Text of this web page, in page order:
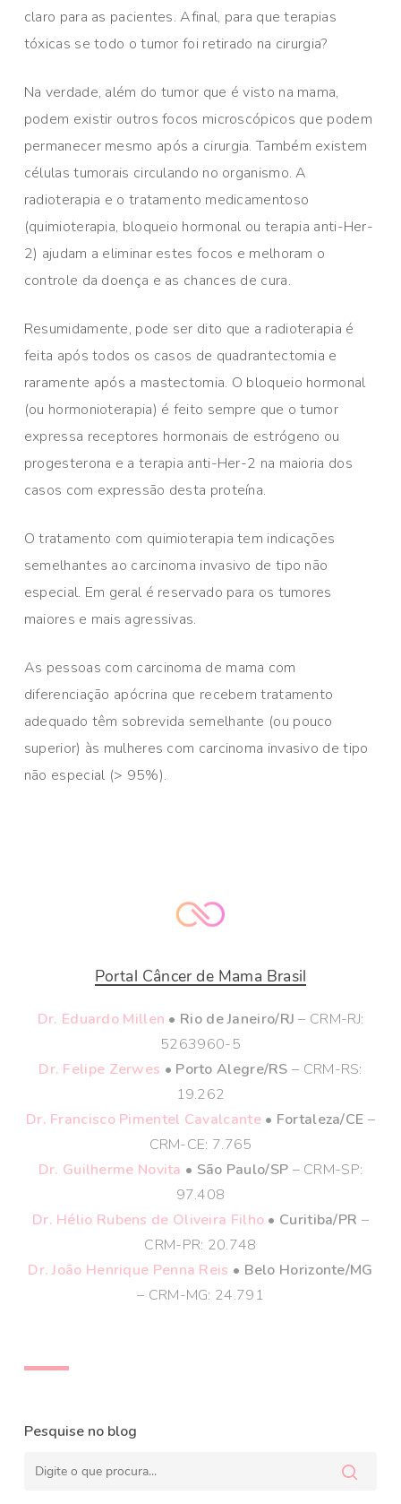
claro para as pacientes. Afinal, para que terapias
tóxicas se todo o tumor foi retirado na cirurgia?
Na verdade, além do tumor que é visto na mama,
podem existir outros focos microscópicos que podem
permanecer mesmo após a cirurgia. Também existem
células tumorais circulando no organismo. A
radioterapia e o tratamento medicamentoso
(quimioterapia, bloqueio hormonal ou terapia anti-Her-
2) ajudam a eliminar estes focos e melhoram o
controle da doença e as chances de cura.
Resumidamente, pode ser dito que a radioterapia é
feita após todos os casos de quadrantectomia e
raramente após a mastectomia. O bloqueio hormonal
(ou hormonioterapia) é feito sempre que o tumor
expressa receptores hormonais de estrógeno ou
progesterona e a terapia anti-Her-2 na maioria dos
casos com expressão desta proteína.
O tratamento com quimioterapia tem indicações
semelhantes ao carcinoma invasivo de tipo não
especial. Em geral é reservado para os tumores
maiores e mais agressivas.
As pessoas com carcinoma de mama com
diferenciação apócrina que recebem tratamento
adequado têm sobrevida semelhante (ou pouco
superior) às mulheres com carcinoma invasivo de tipo
não especial (> 95%).
Portal Câncer de Mama Brasil
Dr. Eduardo Millen • Rio de Janeiro/RJ – CRM-RJ:
5263960-5
Dr. Felipe Zerwes • Porto Alegre/RS – CRM-RS:
19.262
Dr. Francisco Pimentel Cavalcante• Fortaleza/CE –
CRM-CE: 7.765
Dr. Guilherme Novita • São Paulo/SP – CRM-SP:
97.408
Dr. Hélio Rubens de Oliveira Filho • Curitiba/PR –
CRM-PR: 20.748
Dr. João Henrique Penna Reis • Belo Horizonte/MG
– CRM-MG: 24.791
Pesquise no blog